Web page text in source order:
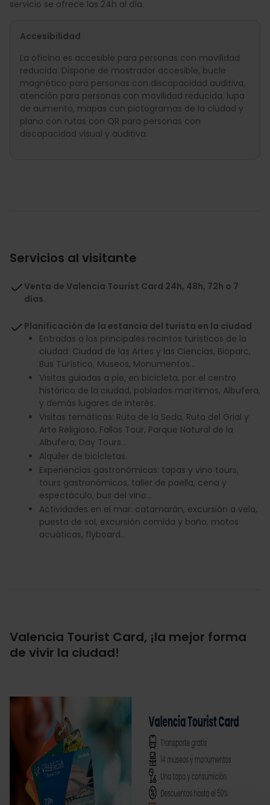
servicio se ofrece las 24h al día.
Accesibilidad
La oficina es accesible para personas con movilidad
reducida. Dispone de mostrador accesible, bucle
magnético para personas con discapacidad auditiva,
atención para personas con movilidad reducida, lupa
de aumento, mapas con pictogramas de la ciudad y
plano con rutas con QR para personas con
discapacidad visual y auditiva.
Servicios al visitante
Venta de Valencia Tourist Card 24h, 48h, 72h o 7
días.
Planificación de la estancia del turista en la ciudad
Entradas a los principales recintos turísticos de la
ciudad: Ciudad de las Artes y las Ciencias, Bioparc,
Bus Turístico, Museos, Monumentos…
Visitas guiadas a pie, en bicicleta, por el centro
histórico de la ciudad, poblados marítimos, Albufera,
y demás lugares de interés.
Visitas temáticas: Ruta de la Seda, Ruta del Grial y
Arte Religioso, Fallas Tour, Parque Natural de la
Albufera, Day Tours…
Alquiler de bicicletas.
Experiencias gastronómicas: tapas y vino tours,
tours gastronómicos, taller de paella, cena y
espectáculo, bus del vino…
Actividades en el mar: catamarán, excursión a vela,
puesta de sol, excursión comida y baño, motos
acuáticas, flyboard...
Valencia Tourist Card, ¡la mejor forma
de vivir la ciudad!